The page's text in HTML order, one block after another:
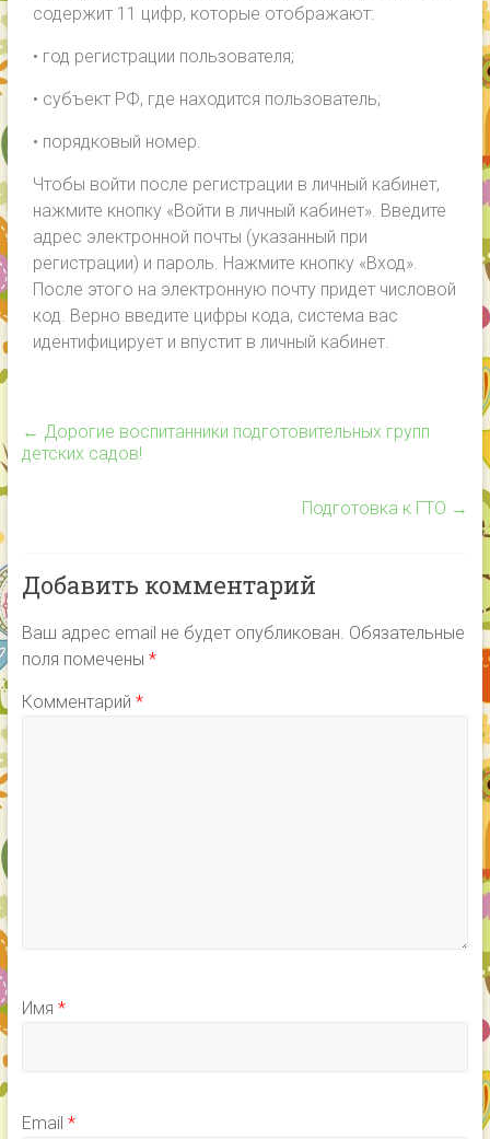
содержит 11 цифр, которые отображают:
• год регистрации пользователя;
• субъект РФ, где находится пользователь;
• порядковый номер.
Чтобы войти после регистрации в личный кабинет,
нажмите кнопку «Войти в личный кабинет». Введите
адрес электронной почты (указанный при
регистрации) и пароль. Нажмите кнопку «Вход».
После этого на электронную почту придет числовой
код. Верно введите цифры кода, система вас
идентифицирует и впустит в личный кабинет.
← Дорогие воспитанники подготовительных групп
детских садов!
Подготовка к ГТО →
Добавить комментарий
Ваш адрес email не будет опубликован. Обязательные
поля помечены *
Комментарий *
Имя *
Email *